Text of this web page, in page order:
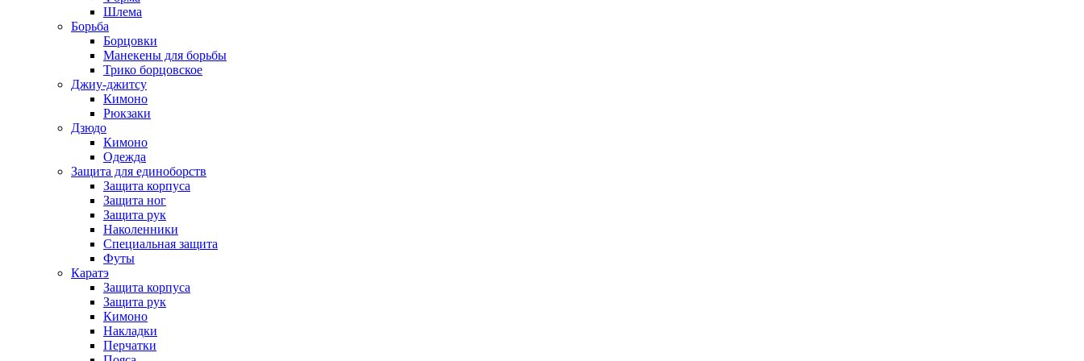
Шлема
Борьба
Борцовки
Манекены для борьбы
Трико борцовское
Джиу-джитсу
Кимоно
Рюкзаки
Дзюдо
Кимоно
Одежда
Защита для единоборств
Защита корпуса
Защита ног
Защита рук
Наколенники
Специальная защита
Футы
Каратэ
Защита корпуса
Защита рук
Кимоно
Накладки
Перчатки